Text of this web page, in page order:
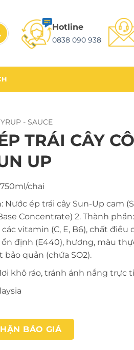
Hotline
0838 090 938
- SAUCE
TRÁI CÂY
UP
chai
Nước ép trái cây Sun-Up cam
Concentrate) 2. Thành
vitamin (C, E, B6), chất điều
ổn định (E440), hương, màu
bảo quản (chứa SO2).
khô ráo, tránh ánh nắng trực
BÁO GIÁ